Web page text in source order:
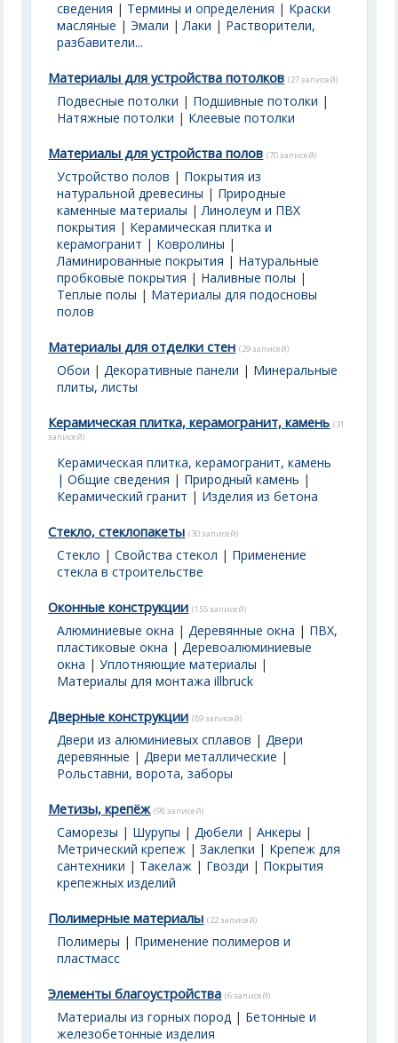
сведения | Термины и определения | Краски
масляные |Эмали |Лаки | Растворители,
разбавители...
Материалы для устройства потолков (27 записей)
Подвесные потолки | Подшивные потолки |
Натяжные потолки | Клеевые потолки
Материалы для устройства полов (70 записей)
Устройство полов | Покрытия из
натуральной древесины | Природные
каменные материалы |Линолеум и ПВХ
покрытия | Керамическая плитка и
керамогранит | Ковролины |
Ламинированные покрытия | Натуральные
пробковые покрытия | Наливные полы |
Теплые полы | Материалы для подосновы
полов
Материалы для отделки стен (29 записей)
Обои |Декоративные панели | Минеральные
плиты, листы
Керамическая плитка, керамогранит, камень (31
записей)
Керамическая плитка, керамогранит, камень
| Общие сведения | Природный камень |
Керамический гранит | Изделия из бетона
Стекло, стеклопакеты (30 записей)
Стекло |Свойства стекол | Применение
стекла в строительстве
Оконные конструкции (155 записей)
Алюминиевые окна |Деревянные окна | ПВХ,
пластиковые окна |Деревоалюминиевые
окна |Уплотняющие материалы |
Материалы для монтажа illbruck
Дверные конструкции (89 записей)
Двери из алюминиевых сплавов |Двери
деревянные |Двери металлические |
Рольставни, ворота, заборы
Метизы, крепёж (98 записей)
Саморезы | Шурупы |Дюбели |Анкеры |
Метрический крепеж |Заклепки | Крепеж для
сантехники | Такелаж | Гвозди | Покрытия
крепежных изделий
Полимерные материалы (22 записей)
Полимеры | Применение полимеров и
пластмасс
Элементы благоустройства (6 записей)
Материалы из горных пород | Бетонные и
железобетонные изделия